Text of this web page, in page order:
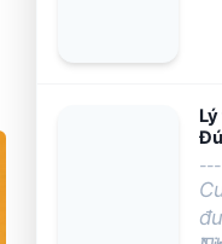
lý
---